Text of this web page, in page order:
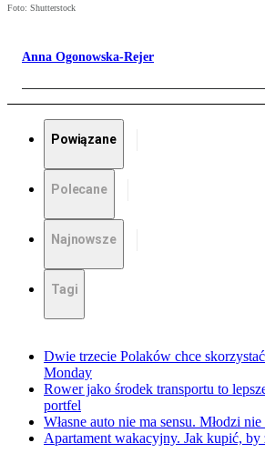
Foto: Shutterstock
Anna Ogonowska-Rejer
Powiązane
Polecane
Najnowsze
Tagi
Dwie trzecie Polaków chce
Monday
Rower jako środek transportu to
portfel
Własne auto nie ma sensu. Młodzi
Apartament wakacyjny. Jak kupić, by